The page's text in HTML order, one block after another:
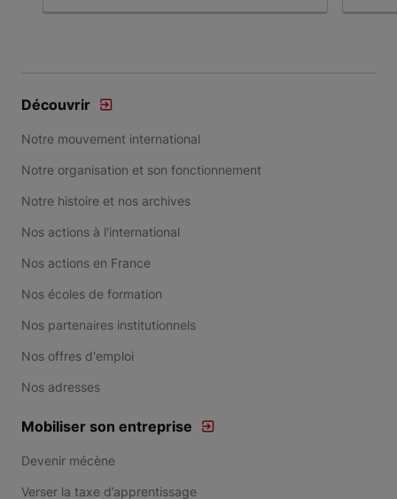
Découvrir
Notre mouvement international
Notre organisation et son fonctionnement
Notre histoire et nos archives
Nos actions à l'international
Nos actions en France
Nos écoles de formation
Nos partenaires institutionnels
Nos offres d'emploi
Nos adresses
Mobiliser son entreprise
Devenir mécène
Verser la taxe d’apprentissage